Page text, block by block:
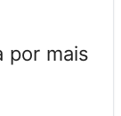
por mais